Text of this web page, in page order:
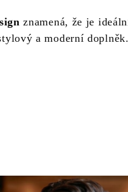
znamená, že je
a moderní doplněk.